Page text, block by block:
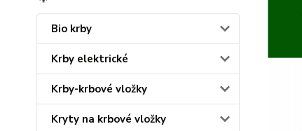
Bio krby
Krby elektrické
Krby-krbové vložky
Kryty na krbové vložky